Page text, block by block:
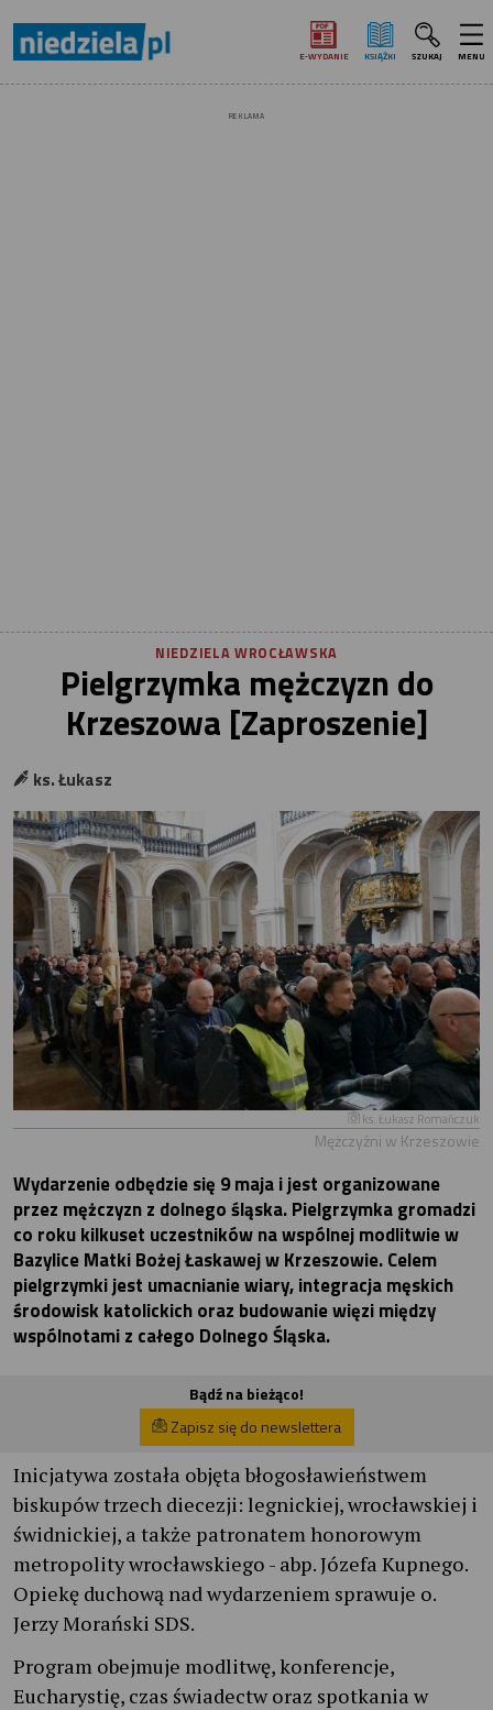
E‑WYDANIE KSIĄŻKI SZUKAJ MENU
REKLAMA
NIEDZIELA WROCŁAWSKA
Pielgrzymka mężczyzn do
Krzeszowa [Zaproszenie]
ks. Łukasz
ks. Łukasz Romańczuk
Mężczyźni w Krzeszowie
Wydarzenie odbędzie się 9 maja i jest organizowane
przez mężczyzn z dolnego śląska. Pielgrzymka gromadzi
co roku kilkuset uczestników na wspólnej modlitwie w
Bazylice Matki Bożej Łaskawej w Krzeszowie. Celem
pielgrzymki jest umacnianie wiary, integracja męskich
środowisk katolickich oraz budowanie więzi między
wspólnotami z całego Dolnego Śląska.
Bądź na bieżąco!
Zapisz się do newslettera
Inicjatywa została objęta błogosławieństwem
biskupów trzech diecezji: legnickiej, wrocławskiej i
świdnickiej, a także patronatem honorowym
metropolity wrocławskiego - abp. Józefa Kupnego.
Opiekę duchową nad wydarzeniem sprawuje o.
Jerzy Morański SDS.
Program obejmuje modlitwę, konferencje,
Eucharystię, czas świadectw oraz spotkania w